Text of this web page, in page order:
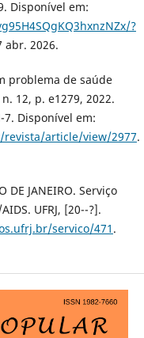
Disponível em:
?
abr. 2026.
problema de saúde
12, p. e1279, 2022.
7. Disponível em:
article/view/2977.
DE JANEIRO. Serviço
UFRJ, [20--?].
servico/471 .